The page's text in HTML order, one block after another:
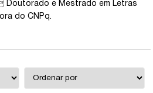
Doutorado e Mestrado em Letras
do CNPq.